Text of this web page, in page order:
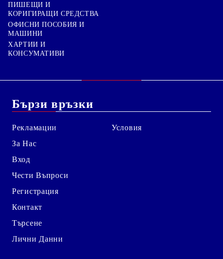
ПИШЕЩИ И
КОРИГИРАЩИ СРЕДСТВА
ОФИСНИ ПОСОБИЯ И
МАШИНИ
ХАРТИИ И
КОНСУМАТИВИ
Бързи връзки
Рекламации
За Нас
Вход
Чести Въпроси
Регистрация
Контакт
Търсене
Лични Данни
Условия